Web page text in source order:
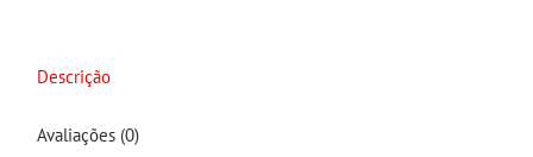
Descrição
Avaliações (0)